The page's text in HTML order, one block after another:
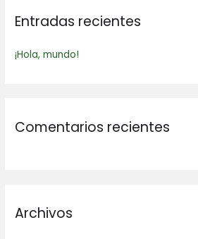
r
o
Entradas recientes
¡Hola, mundo!
Comentarios recientes
Archivos